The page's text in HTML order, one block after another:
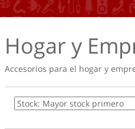
Hogar y
Accesorios para el hogar y